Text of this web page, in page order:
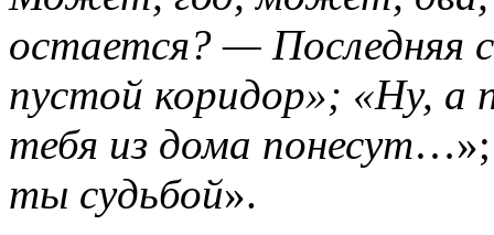
остается? — Последняя
пустой коридор»; «Ну, а
тебя из дома понесут…»;
ты судьбой».